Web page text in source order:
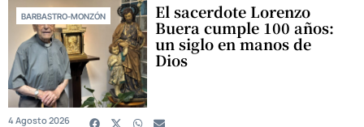
BARBASTRO-MONZÓN El sacerdote Lorenzo
Buera cumple 100 años:
un siglo en manos de
Dios
4 Agosto 2026